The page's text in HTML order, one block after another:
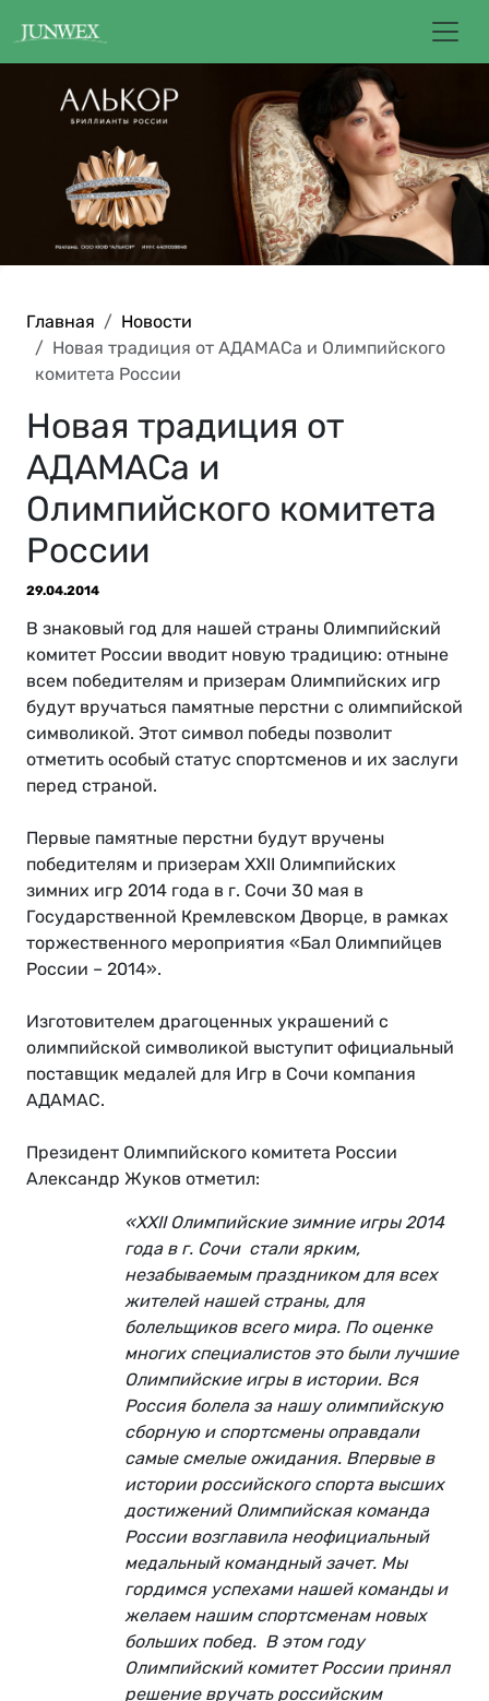
Главная
Новости
Новая традиция от АДАМАСа и Олимпийского
комитета России
Новая традиция от
АДАМАСа и
Олимпийского комитета
России
29.04.2014
В знаковый год для нашей страны Олимпийский
комитет России вводит новую традицию: отныне
всем победителям и призерам Олимпийских игр
будут вручаться памятные перстни с олимпийской
символикой. Этот символ победы позволит
отметить особый статус спортсменов и их заслуги
перед страной.
Первые памятные перстни будут вручены
победителям и призерам XXII Олимпийских
зимних игр 2014 года в г. Сочи 30 мая в
Государственной Кремлевском Дворце, в рамках
торжественного мероприятия «Бал Олимпийцев
России – 2014».
Изготовителем драгоценных украшений с
олимпийской символикой выступит официальный
поставщик медалей для Игр в Сочи компания
АДАМАС.
Президент Олимпийского комитета России
Александр Жуков отметил:
«XXII Олимпийские зимние игры 2014
года в г. Сочи стали ярким,
незабываемым праздником для всех
жителей нашей страны, для
болельщиков всего мира. По оценке
многих специалистов это были лучшие
Олимпийские игры в истории. Вся
Россия болела за нашу олимпийскую
сборную и спортсмены оправдали
самые смелые ожидания. Впервые в
истории российского спорта высших
достижений Олимпийская команда
России возглавила неофициальный
медальный командный зачет. Мы
гордимся успехами нашей команды и
желаем нашим спортсменам новых
больших побед. В этом году
Олимпийский комитет России принял
решение вручать российским